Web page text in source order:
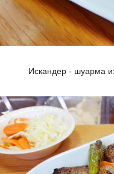
Искандер - шуарма